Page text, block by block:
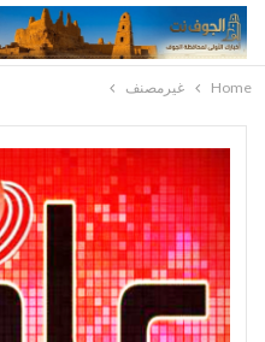
Home غيرمصنف